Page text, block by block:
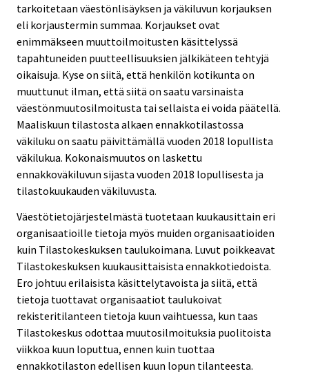
tarkoitetaan väestönlisäyksen ja väkiluvun korjauksen
eli korjaustermin summaa. Korjaukset ovat
enimmäkseen muuttoilmoitusten käsittelyssä
tapahtuneiden puutteellisuuksien jälkikäteen tehtyjä
oikaisuja. Kyse on siitä, että henkilön kotikunta on
muuttunut ilman, että siitä on saatu varsinaista
väestönmuutosilmoitusta tai sellaista ei voida päätellä.
Maaliskuun tilastosta alkaen ennakkotilastossa
väkiluku on saatu päivittämällä vuoden 2018 lopullista
väkilukua. Kokonaismuutos on laskettu
ennakkoväkiluvun sijasta vuoden 2018 lopullisesta ja
tilastokuukauden väkiluvusta.
Väestötietojärjestelmästä tuotetaan kuukausittain eri
organisaatioille tietoja myös muiden organisaatioiden
kuin Tilastokeskuksen taulukoimana. Luvut poikkeavat
Tilastokeskuksen kuukausittaisista ennakkotiedoista.
Ero johtuu erilaisista käsittelytavoista ja siitä, että
tietoja tuottavat organisaatiot taulukoivat
rekisteritilanteen tietoja kuun vaihtuessa, kun taas
Tilastokeskus odottaa muutosilmoituksia puolitoista
viikkoa kuun loputtua, ennen kuin tuottaa
ennakkotilaston edellisen kuun lopun tilanteesta.